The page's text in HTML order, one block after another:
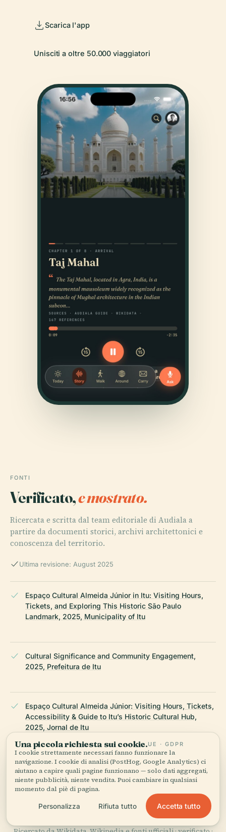
Scarica l'app
Unisciti a oltre 50.000 viaggiatori
FONTI
Verificato,e mostrato.
Ricercata e scritta dal team editoriale di Audiala a
partire da documenti storici, archivi architettonici e
conoscenza del territorio.
Ultima revisione: August 2025
Espaço Cultural Almeida Júnior in Itu: Visiting Hours,
Tickets, and Exploring This Historic São Paulo
Landmark, 2025, Municipality of Itu
Cultural Significance and Community Engagement,
2025, Prefeitura de Itu
Espaço Cultural Almeida Júnior: Visiting Hours, Tickets,
Accessibility & Guide to Itu’s Historic Cultural Hub,
2025, Jornal de Itu
Espaço Cultural Almeida Júnior in Itu: Visiting Hours,
Tickets, and Cultural Events Guide, 2025, Refúgios no
Interior
Una piccola richiesta sui cookie.UE · GDPR
I cookie strettamente necessari fanno funzionare la
navigazione. I cookie di analisi (PostHog, Google Analytics) ci
aiutano a capire quali pagine funzionano — solo dati aggregati,
niente pubblicità, niente vendita. Puoi cambiare in qualsiasi
momento dal piè di pagina.
Personalizza Rifiuta tutto Accetta tutto